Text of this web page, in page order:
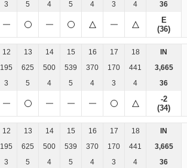
3 5 4 5 4 3 4 36
E
(36)
12 13 14 15 16 17 18 IN
195 625 500 539 370 170 441 3,665
3 5 4 5 4 3 4 36
-2
(34)
12 13 14 15 16 17 18 IN
195 625 500 539 370 170 441 3,665
3 5 4 5 4 3 4 36